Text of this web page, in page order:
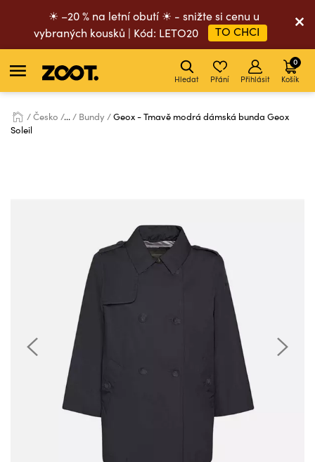
☀ –20 % na letní obutí ☀ - snižte si cenu u
vybraných kousků | Kód: LETO20
TO CHCI
Hledat Přání Přihlásit Košík
0
Česko ... Bundy
Geox - Tmavě modrá dámská bunda Geox
Soleil